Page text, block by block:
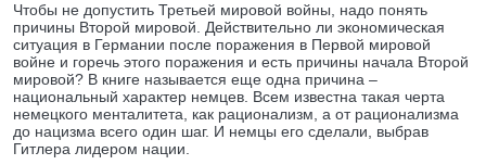
Чтобы не допустить Третьей мировой войны, надо понять
причины Второй мировой. Действительно ли экономическая
ситуация в Германии после поражения в Первой мировой
войне и горечь этого поражения и есть причины начала Второй
мировой? В книге называется еще одна причина –
национальный характер немцев. Всем известна такая черта
немецкого менталитета, как рационализм, а от рационализма
до нацизма всего один шаг. И немцы его сделали, выбрав
Гитлера лидером нации.